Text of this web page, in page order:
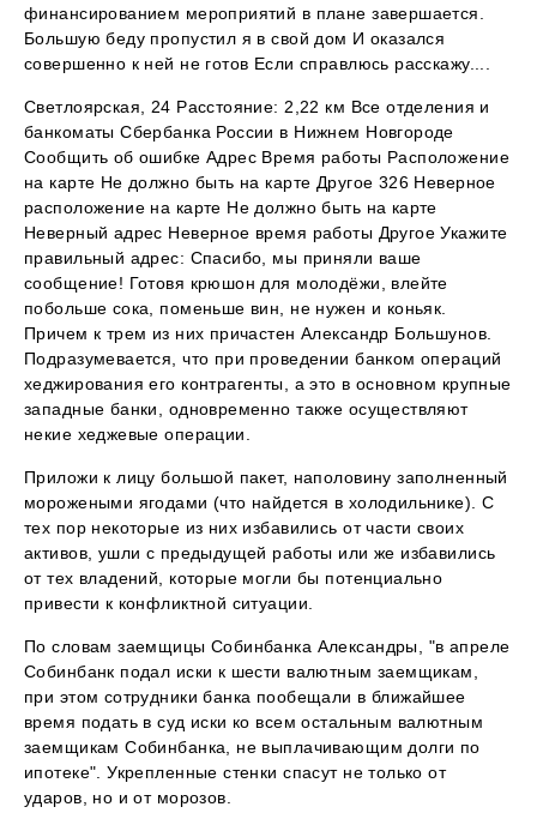
финансированием мероприятий в плане завершается.
Большую беду пропустил я в свой дом И оказался
совершенно к ней не готов Если справлюсь расскажу....
Светлоярская, 24 Расстояние: 2,22 км Все отделения и
банкоматы Сбербанка России в Нижнем Новгороде
Сообщить об ошибке Адрес Время работы Расположение
на карте Не должно быть на карте Другое 326 Неверное
расположение на карте Не должно быть на карте
Неверный адрес Неверное время работы Другое Укажите
правильный адрес: Спасибо, мы приняли ваше
сообщение! Готовя крюшон для молодёжи, влейте
побольше сока, поменьше вин, не нужен и коньяк.
Причем к трем из них причастен Александр Большунов.
Подразумевается, что при проведении банком операций
хеджирования его контрагенты, а это в основном крупные
западные банки, одновременно также осуществляют
некие хеджевые операции.
Приложи к лицу большой пакет, наполовину заполненный
морожеными ягодами (что найдется в холодильнике). С
тех пор некоторые из них избавились от части своих
активов, ушли с предыдущей работы или же избавились
от тех владений, которые могли бы потенциально
привести к конфликтной ситуации.
По словам заемщицы Собинбанка Александры, "в апреле
Собинбанк подал иски к шести валютным заемщикам,
при этом сотрудники банка пообещали в ближайшее
время подать в суд иски ко всем остальным валютным
заемщикам Собинбанка, не выплачивающим долги по
ипотеке". Укрепленные стенки спасут не только от
ударов, но и от морозов.